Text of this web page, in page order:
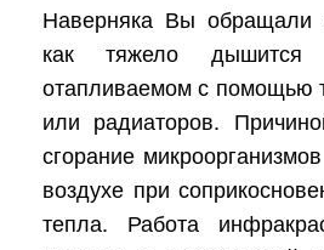
Наверняка Вы обращали
как тяжело
отапливаемом с помощью
или радиаторов.
сгорание
воздухе при
тепла. Работа